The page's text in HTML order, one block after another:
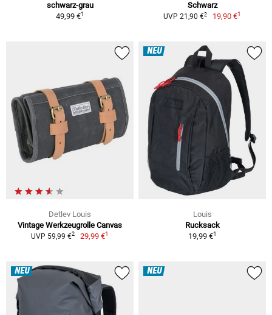
schwarz-grau
49,99 €1
Schwarz
UVP 21,90 €2 19,90 €1
Detlev Louis
Vintage Werkzeugrolle Canvas
UVP 59,99 €2 29,99 €1
NEU
Louis
Rucksack
19,99 €1
NEU NEU